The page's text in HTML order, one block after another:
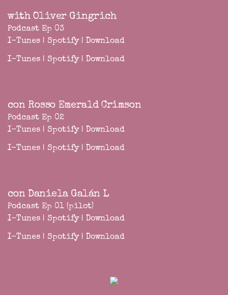
with Oliver Gingrich
Podcast Ep 03
I-Tunes | Spotify| Download
I-Tunes | Spotify| Download
con Rosso Emerald Crimson
Podcast Ep 02
I-Tunes | Spotify| Download
I-Tunes | Spotify| Download
con Daniela Galán L
Podcast Ep 01 (pilot)
I-Tunes | Spotify| Download
I-Tunes | Spotify| Download